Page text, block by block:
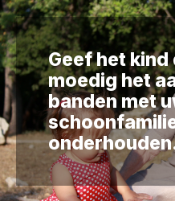
Geef het kind de kans en
moedig het
banden met